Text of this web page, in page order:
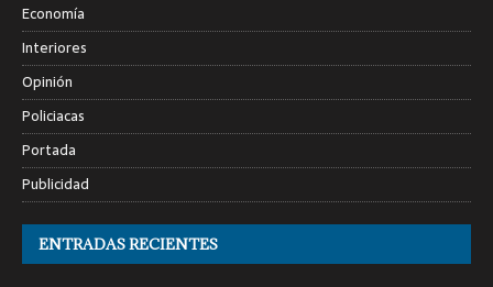
Economía
Interiores
Opinión
Policiacas
Portada
Publicidad
ENTRADAS RECIENTES